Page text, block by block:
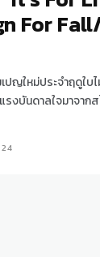
For
เปญใหม่ประจำฤดูใ
รงบันดาลใจมาจา